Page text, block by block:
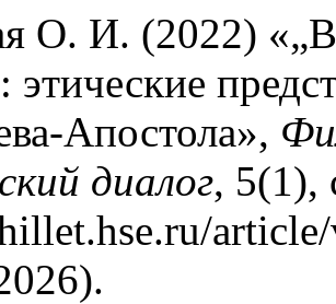
О. И. (2022)
этические
Апостола»,
диалог, 5(1),